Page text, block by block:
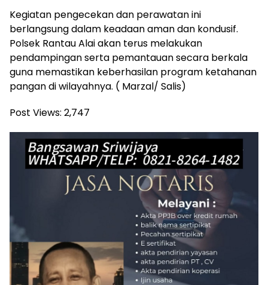
Kegiatan pengecekan dan perawatan ini
berlangsung dalam keadaan aman dan kondusif.
Polsek Rantau Alai akan terus melakukan
pendampingan serta pemantauan secara berkala
guna memastikan keberhasilan program ketahanan
pangan di wilayahnya. ( Marzal/ Salis)
Post Views: 2,747